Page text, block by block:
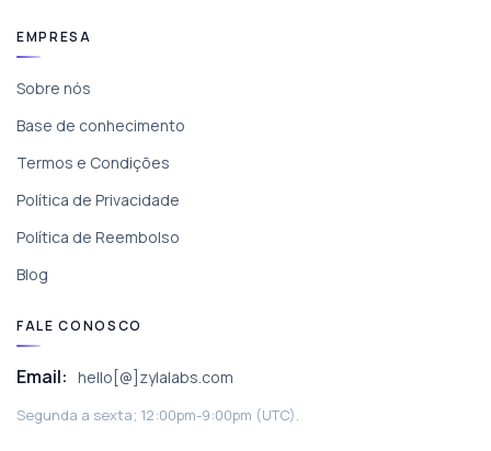
EMPRESA
Sobre nós
Base de conhecimento
Termos e Condições
Política de Privacidade
Política de Reembolso
Blog
FALE CONOSCO
Email: hello[@]zylalabs.com
Segunda a sexta; 12:00pm-9:00pm (UTC).